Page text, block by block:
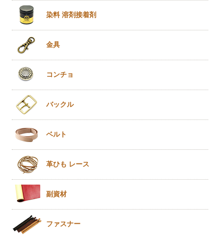
染料 溶剤接着剤
金具
コンチョ
バックル
ベルト
革ひも レース
副資材
ファスナー